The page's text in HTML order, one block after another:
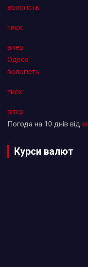
вологість:
тиск:
вітер:
Одеса
вологість:
тиск:
вітер:
Погода на 10 днів від
Курси валют